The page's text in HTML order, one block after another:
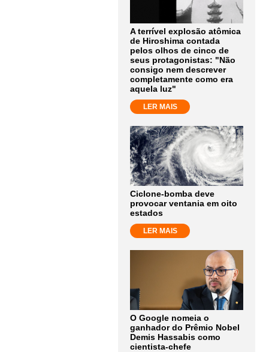
A terrível explosão atômica
de Hiroshima contada
pelos olhos de cinco de
seus protagonistas: "Não
consigo nem descrever
completamente como era
aquela luz"
LER MAIS
Ciclone-bomba deve
provocar ventania em oito
estados
LER MAIS
O Google nomeia o
ganhador do Prêmio Nobel
Demis Hassabis como
cientista-chefe